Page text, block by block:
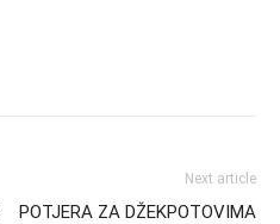
Next article
POTJERA ZA DŽEKPOTOVIMA